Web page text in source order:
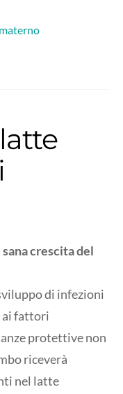
sana crescita del
di infezioni
ai fattori
protettive non
riceverà
nel latte